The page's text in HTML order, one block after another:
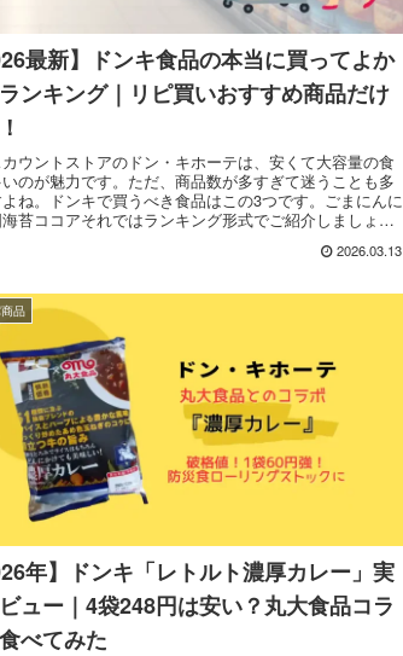
最新】ドンキ食品の本当に買ってよか
ンキング｜リピ買いおすすめ商品だけ
ウントストアのドン・キホーテは、安くて大容量の食
のが魅力です。ただ、商品数が多すぎて迷うことも多
ね。ドンキで買うべき食品はこの3つです。ごまにんに
海苔ココアそれではランキング形式でご紹介しましょ
2026.03.13
品
年】ドンキ「レトルト濃厚カレー」実
ュー｜4袋248円は安い？丸大食品コラ
べてみた